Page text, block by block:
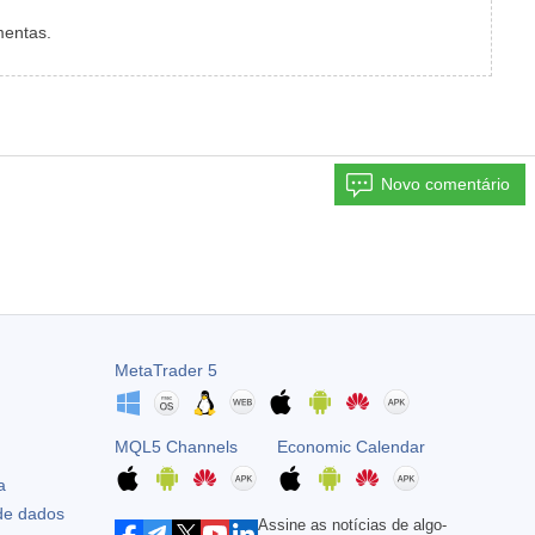
Novo comentário
dados
MetaTrader 5
MQL5 Channels Economic Calendar
Assine as notícias de algo-